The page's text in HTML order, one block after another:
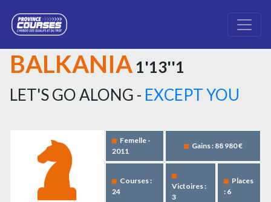
BALKANIA 1'13''1
LET'S GO ALONG - EXCEPT YOU
Femelle -
2011
Gains : 88 980 €
Courses :
24
Victoires :
3
Places
: 6